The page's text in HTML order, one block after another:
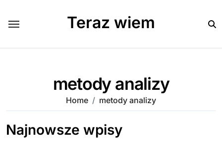
content
Teraz wiem
metody analizy
Home metody analizy
Najnowsze wpisy